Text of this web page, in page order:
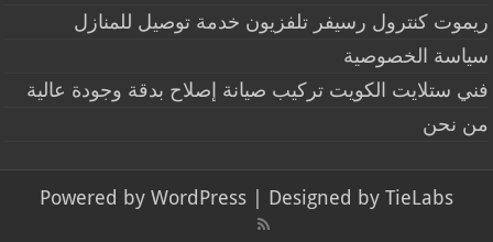
ريموت كنترول رسيفر تلفزيون خدمة توصيل للمنازل
سياسة الخصوصية
فني ستلايت الكويت تركيب صيانة إصلاح بدقة وجودة عالية
من نحن
Powered by WordPress | Designed by TieLabs